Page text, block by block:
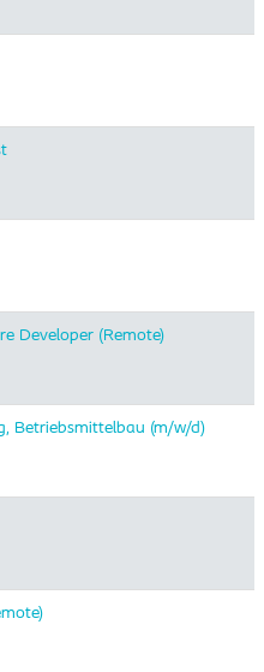
Developer (Remote)
Betriebsmittelbau (m/w/d)